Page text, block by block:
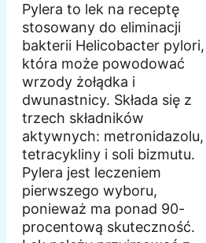
Pylera to lek na receptę
stosowany do eliminacji
bakterii Helicobacter pylori,
która może powodować
wrzody żołądka i
dwunastnicy. Składa się z
trzech składników
aktywnych: metronidazolu,
tetracykliny i soli bizmutu.
Pylera jest leczeniem
pierwszego wyboru,
ponieważ ma ponad 90-
procentową skuteczność.